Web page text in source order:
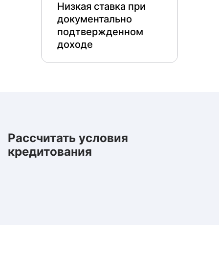
Низкая ставка при
документально
подтвержденном
доходе
Рассчитать условия
кредитования